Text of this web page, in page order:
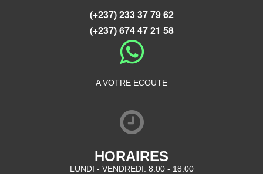
(+237) 233 37 79 62
(+237) 674 47 21 58
A VOTRE ECOUTE
HORAIRES
LUNDI - VENDREDI: 8.00 - 18.00